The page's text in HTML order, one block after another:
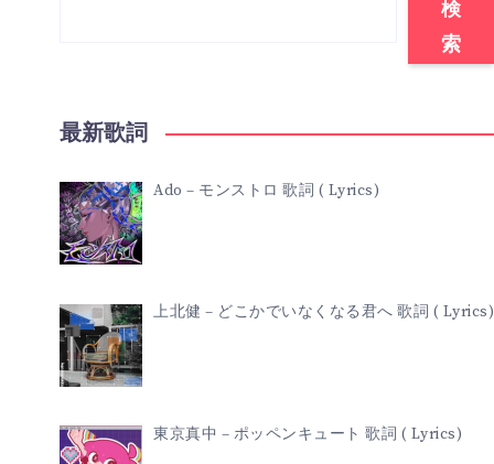
検
索
最新歌詞
Ado – モンストロ 歌詞 ( Lyrics)
上北健 – どこかでいなくなる君へ 歌詞 ( Lyrics)
東京真中 – ポッペンキュート 歌詞 ( Lyrics)